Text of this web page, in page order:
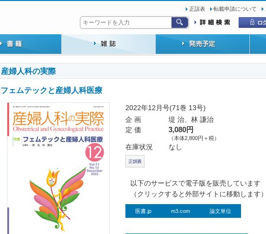
正誤表 転載申請について
産婦人科の実際
フェムテックと産婦人科医療
2022年12月号(71巻 13号)
企 画
堤 治、林 謙治
定 価
3,080円
（本体2,800円＋税）
在庫状況 なし
以下のサービスで電子版を販売しています
（クリックすると外部サイトに移動します）
医書.jp m3.com 論文単位